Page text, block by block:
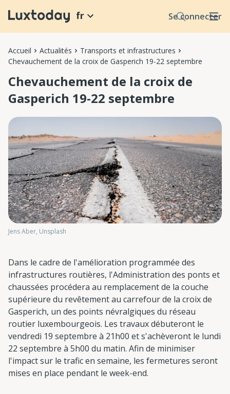
Se connecter
fr
Accueil Actualités
Transports et infrastructures
Chevauchement de la croix de Gasperich 19-22 septembre
Chevauchement de la croix de
Gasperich 19-22 septembre
Jens Aber, Unsplash
Dans le cadre de l'amélioration programmée des
infrastructures routières, l'Administration des ponts et
chaussées procédera au remplacement de la couche
supérieure du revêtement au carrefour de la croix de
Gasperich, un des points névralgiques du réseau
routier luxembourgeois. Les travaux débuteront le
vendredi 19 septembre à 21h00 et s'achèveront le lundi
22 septembre à 5h00 du matin. Afin de minimiser
l'impact sur le trafic en semaine, les fermetures seront
mises en place pendant le week-end.